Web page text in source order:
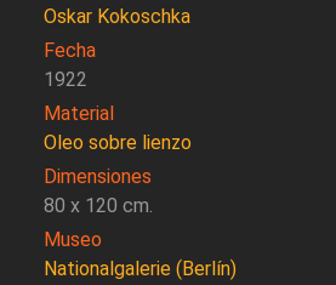
Oskar Kokoschka
Fecha
1922
Material
Oleo sobre lienzo
Dimensiones
80 x 120 cm.
Museo
Nationalgalerie (Berlín)